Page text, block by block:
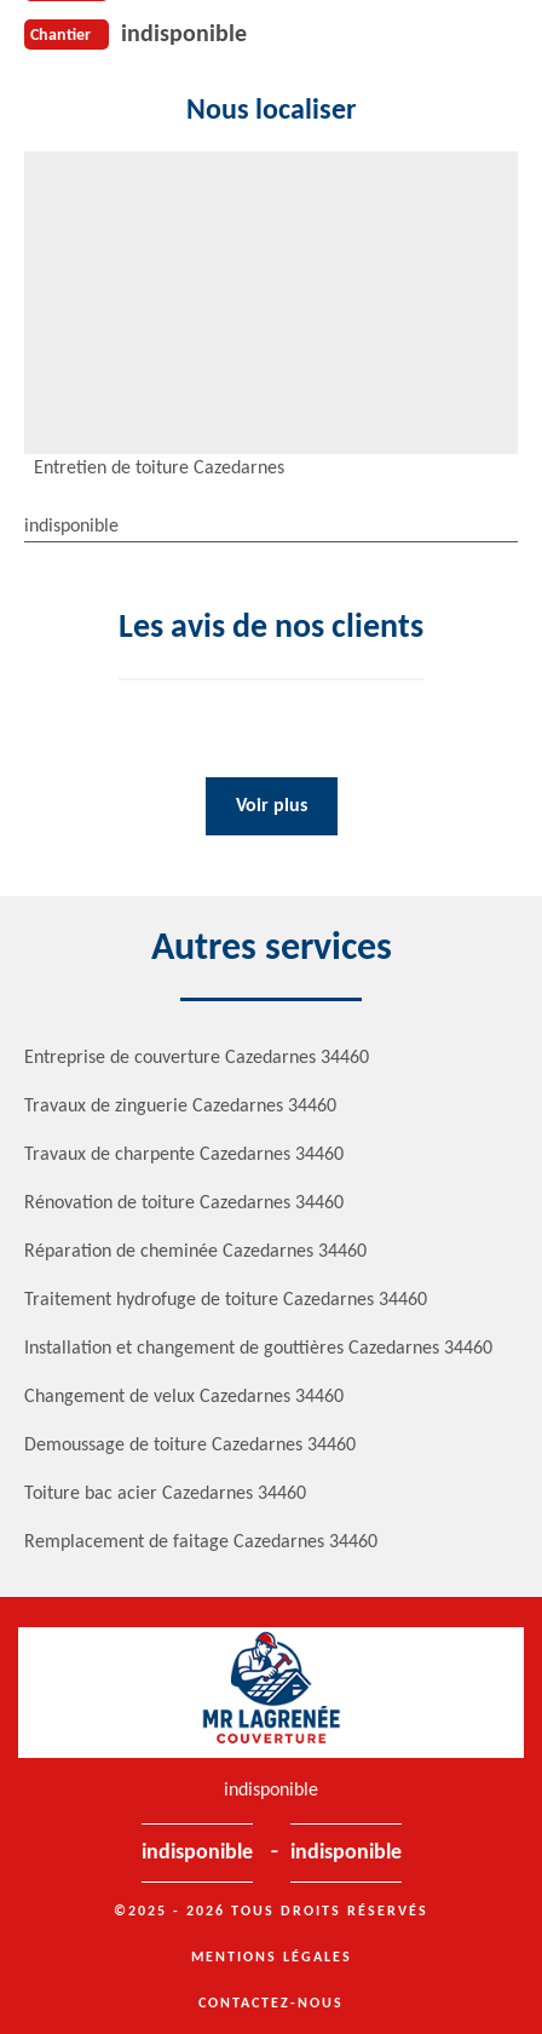
Chantier indisponible
Nous localiser
Entretien de toiture Cazedarnes
indisponible
Les avis de nos clients
Voir plus
Autres services
Entreprise de couverture Cazedarnes 34460
Travaux de zinguerie Cazedarnes 34460
Travaux de charpente Cazedarnes 34460
Rénovation de toiture Cazedarnes 34460
Réparation de cheminée Cazedarnes 34460
Traitement hydrofuge de toiture Cazedarnes 34460
Installation et changement de gouttières Cazedarnes 34460
Changement de velux Cazedarnes 34460
Demoussage de toiture Cazedarnes 34460
Toiture bac acier Cazedarnes 34460
Remplacement de faitage Cazedarnes 34460
indisponible
indisponible - indisponible
©2025 - 2026 TOUS DROITS RÉSERVÉS
MENTIONS LÉGALES
CONTACTEZ-NOUS